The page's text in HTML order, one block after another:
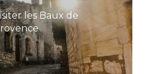
les Baux de